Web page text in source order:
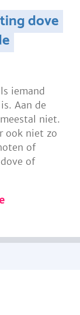
dove
iemand
Aan de
niet.
ook niet zo
of
of